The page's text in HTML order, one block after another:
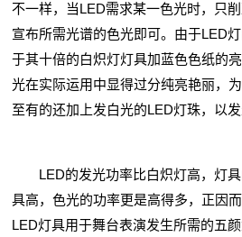
不一样，当LED需求某一色光时，只
宣布所需光谱的色光即可。由于LED
于其十倍的白炽灯灯具加蓝色色纸的
光在实际运用中显得过分纯亮艳丽，
至有的还加上发白光的LED灯珠，以发
LED的发光功率比白炽灯高，灯具
具高，色光的功率更是高得多，正因
LED灯具用于舞台表演发生所需的五